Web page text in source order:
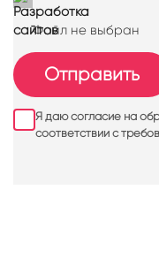
Файл не выбран
Отправить
Я даю согласие на
соответствии с